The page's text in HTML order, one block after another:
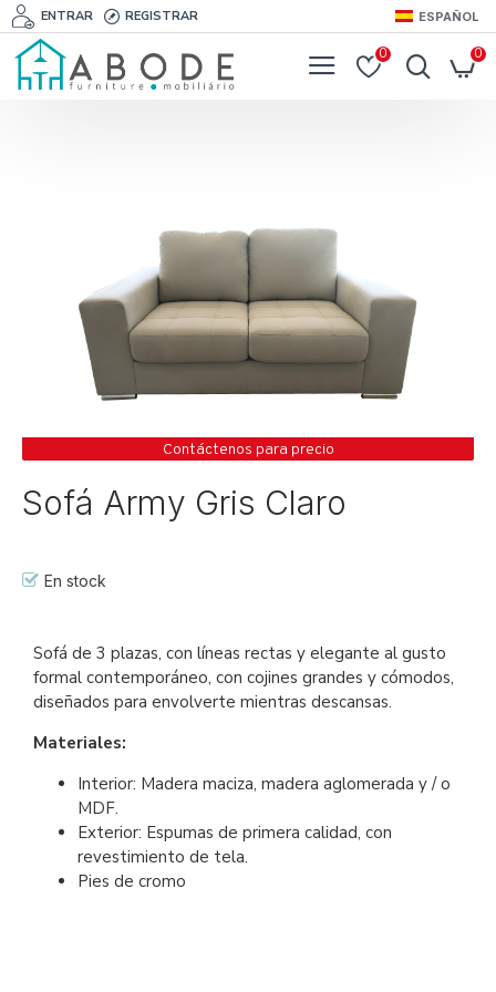
ENTRAR REGISTRAR ESPAÑOL
0 0
Contáctenos para precio
Sofá Army Gris Claro
En stock
Sofá de 3 plazas, con líneas rectas y elegante al gusto
formal contemporáneo, con cojines grandes y cómodos,
diseñados para envolverte mientras descansas.
Materiales:
Interior: Madera maciza, madera aglomerada y / o
MDF.
Exterior: Espumas de primera calidad, con
revestimiento de tela.
Pies de cromo